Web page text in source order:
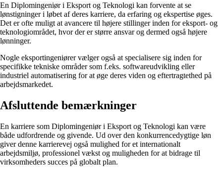
En Diplomingeniør i Eksport og Teknologi kan forvente at se
lønstigninger i løbet af deres karriere, da erfaring og ekspertise øges.
Det er ofte muligt at avancere til højere stillinger inden for eksport- og
teknologiområdet, hvor der er større ansvar og dermed også højere
lønninger.
Nogle eksportingeniører vælger også at specialisere sig inden for
specifikke tekniske områder som f.eks. softwareudvikling eller
industriel automatisering for at øge deres viden og eftertragtethed på
arbejdsmarkedet.
Afsluttende bemærkninger
En karriere som Diplomingeniør i Eksport og Teknologi kan være
både udfordrende og givende. Ud over den konkurrencedygtige løn
giver denne karrierevej også mulighed for et internationalt
arbejdsmiljø, professionel vækst og muligheden for at bidrage til
virksomheders succes på globalt plan.